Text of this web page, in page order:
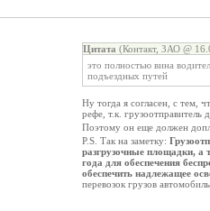
Цитата (Контакт, ЗАО @
это полностью вина
подъездных путей
Ну тогда я согласен, с тем,
рефе, т.к. грузоотправитель
Поэтому он еще должен
P.S. Так на заметку:
разгрузочные площадки, а
года для обеспечения
обеспечить надлежащее
перевозок грузов